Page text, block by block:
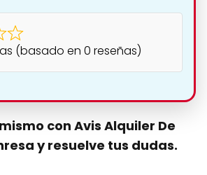
(basado en 0 reseñas)
con Avis Alquiler De
y resuelve tus dudas.